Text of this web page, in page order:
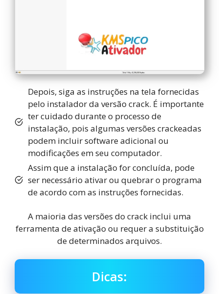
Depois, siga as instruções na tela fornecidas
pelo instalador da versão crack. É importante
ter cuidado durante o processo de
instalação, pois algumas versões crackeadas
podem incluir software adicional ou
modificações em seu computador.
Assim que a instalação for concluída, pode
ser necessário ativar ou quebrar o programa
de acordo com as instruções fornecidas.
A maioria das versões do crack inclui uma
ferramenta de ativação ou requer a substituição
de determinados arquivos.
Dicas: